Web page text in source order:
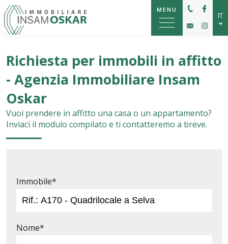
MENU
IT
EN
Richiesta per immobili in affitto
- Agenzia Immobiliare Insam
Oskar
Vuoi prendere in affitto una casa o un appartamento?
Inviaci il modulo compilato e ti contatteremo a breve.
Immobile*
Nome*